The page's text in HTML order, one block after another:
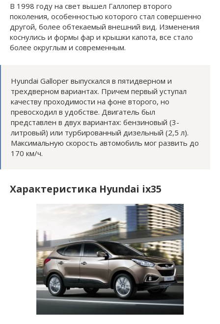
В 1998 году на свет вышел Галлопер второго
поколения, особенностью которого стал совершенно
другой, более обтекаемый внешний вид. Изменения
коснулись и формы фар и крышки капота, все стало
более округлым и современным.
Hyundai Galloper выпускался в пятидверном и
трехдверном вариантах. Причем первый уступал
качеству проходимости на фоне второго, но
превосходил в удобстве. Двигатель был
представлен в двух вариантах: бензиновый (3-
литровый) или турбированный дизельный (2,5 л).
Максимальную скорость автомобиль мог развить до
170 км/ч.
Характеристика Hyundai ix35